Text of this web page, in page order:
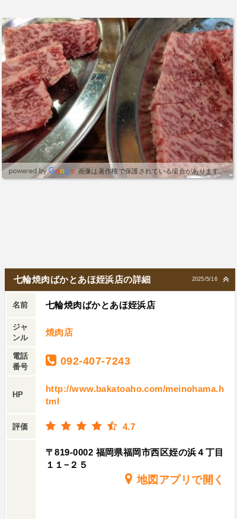
画像は著作権で保護されている場合があります。
2025/5/16
七輪焼肉ばかとあほ姪浜店の詳細
名前 七輪焼肉ばかとあほ姪浜店
ジャ
ンル
焼肉店
電話
番号
092-407-7243
HP
http://www.bakatoaho.com/meinohama.h
tml
評価 4.7
〒819-0002 福岡県福岡市西区姪の浜４丁目
１１−２５
地図アプリで開く